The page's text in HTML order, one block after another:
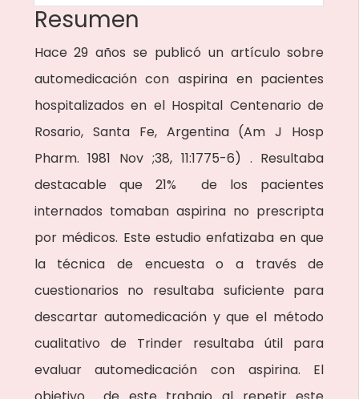
Resumen
Hace 29 años se publicó un artículo sobre
automedicación con aspirina en pacientes
hospitalizados en el Hospital Centenario de
Rosario, Santa Fe, Argentina (Am J Hosp
Pharm. 1981 Nov ;38, 11:1775-6) . Resultaba
destacable que 21% de los pacientes
internados tomaban aspirina no prescripta
por médicos. Este estudio enfatizaba en que
la técnica de encuesta o a través de
cuestionarios no resultaba suficiente para
descartar automedicación y que el método
cualitativo de Trinder resultaba útil para
evaluar automedicación con aspirina. El